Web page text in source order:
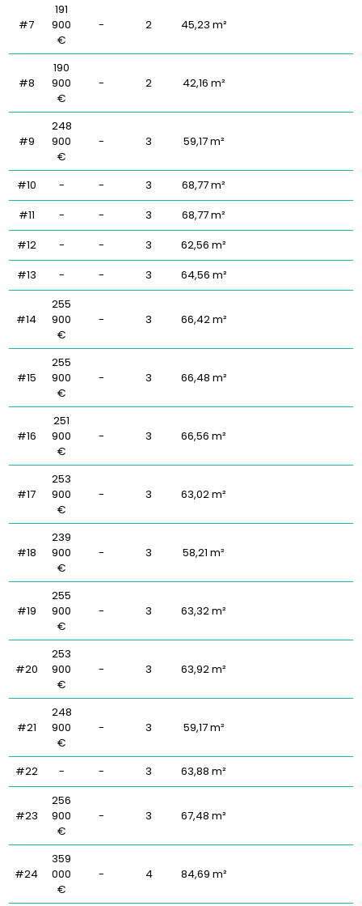
#7
191
900
€
- 2 45,23 m²
#8
190
900
€
- 2 42,16 m²
#9
248
900
€
- 3 59,17 m²
#10 - - 3
68,77 m²
#11
- - 3
68,77 m²
#12
- - 3
62,56 m²
#13
- - 3 64,56 m²
#14
255
900
€
- 3 66,42 m²
#15
255
900
€
- 3 66,48 m²
#16
251
900
€
- 3 66,56 m²
#17
253
900
€
- 3 63,02 m²
#18
239
900
€
- 3 58,21 m²
#19
255
900
€
- 3 63,32 m²
#20
253
900
€
- 3 63,92 m²
#21
248
900
€
- 3 59,17 m²
#22 - - 3 63,88 m²
#23
256
900
€
- 3 67,48 m²
#24
359
000
€
- 4 84,69 m²